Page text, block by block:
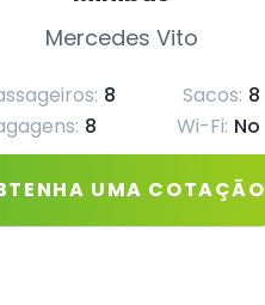
Mercedes Vito
8 Sacos: 8
8 Wi-Fi: No
UMA COTAÇÃO